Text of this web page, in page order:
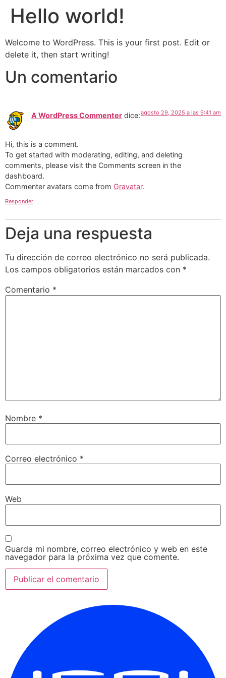
Hello world!
Welcome to WordPress. This is your first post. Edit or
delete it, then start writing!
Un comentario
A WordPress Commenter dice:agosto 29, 2025 a las 9:41 am
Hi, this is a comment.
To get started with moderating, editing, and deleting
comments, please visit the Comments screen in the
dashboard.
Commenter avatars come from Gravatar.
Responder
Deja una respuesta
Tu dirección de correo electrónico no será publicada.
Los campos obligatorios están marcados con *
Comentario *
Nombre *
Correo electrónico *
Web
Guarda mi nombre, correo electrónico y web en este
navegador para la próxima vez que comente.